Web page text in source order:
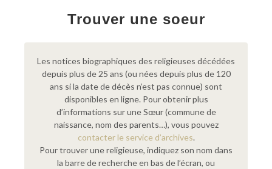
Trouver une soeur
Les notices biographiques des religieuses décédées
depuis plus de 25 ans (ou nées depuis plus de 120
ans si la date de décès n’est pas connue) sont
disponibles en ligne. Pour obtenir plus
d’informations sur une Sœur (commune de
naissance, nom des parents…), vous pouvez
contacter le service d’archives.
Pour trouver une religieuse, indiquez son nom dans
la barre de recherche en bas de l’écran, ou